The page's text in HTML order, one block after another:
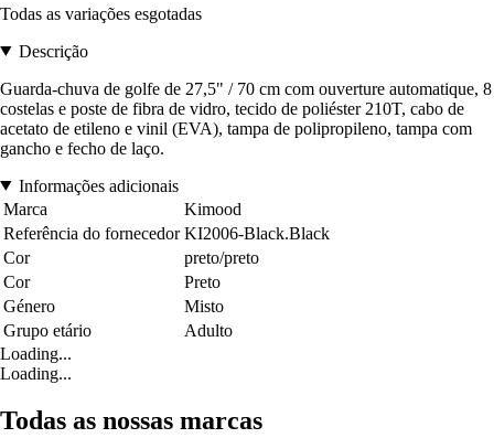
Todas as variações esgotadas
Descrição
Guarda-chuva de golfe de 27,5" / 70 cm com ouverture automatique, 8
costelas e poste de fibra de vidro, tecido de poliéster 210T, cabo de
acetato de etileno e vinil (EVA), tampa de polipropileno, tampa com
gancho e fecho de laço.
Informações adicionais
Marca
Kimood
Referência do fornecedor KI2006-Black.Black
Cor
preto/preto
Cor
Preto
Género
Misto
Grupo etário
Adulto
Loading...
Loading...
Todas as nossas marcas